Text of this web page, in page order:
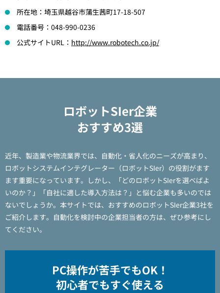
所在地：埼玉県越谷市蒲生茜町17-18-507
電話番号：048-990-0236
公式サイトURL： http://www.robotech.co.jp/
ロボットSIer企業
おすすめ3選
近年、製造業や物流業界では、自動化・省人化のニーズが高まり、
ロボットシステムインテグレーター（ロボットSIer）の役割がます
ます重要になっています。しかし、「どのロボットSIerを選べばよ
いのか？」「自社に適した導入方法は？」と悩む企業も多いのでは
ないでしょうか。本サイトでは、おすすめのロボットSIer企業3社を
ご紹介します。自動化を検討中の企業担当者の方は、ぜひ参考にし
てください。
PC操作が苦手でもOK！
初心者でもすぐ使える